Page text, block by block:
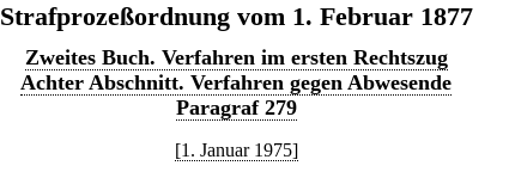
Strafprozeßordnung vom 1. Februar 1877
Zweites Buch. Verfahren im ersten Rechtszug
Achter Abschnitt. Verfahren gegen Abwesende
Paragraf 279
[1. Januar 1975]